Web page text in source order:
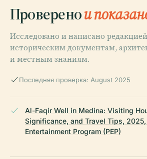
Проверенои
Исследовано и написано
историческим документам,
и местным знаниям.
Последняя проверка: August 2025
Al-Faqir Well in Medina: Visiting
Significance, and Travel Tips,
Entertainment Program (PEP)